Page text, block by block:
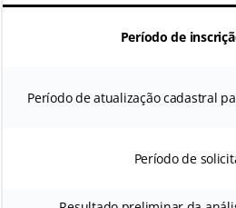
Período de
Período de atualização cadastral
Período de